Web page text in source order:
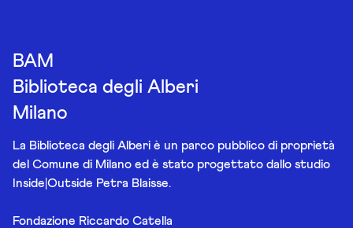
BAM
Biblioteca degli Alberi
Milano
La Biblioteca degli Alberi è un parco pubblico di proprietà
del Comune di Milano ed è stato progettato dallo studio
Inside|Outside Petra Blaisse.
Fondazione Riccardo Catella